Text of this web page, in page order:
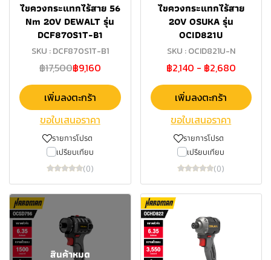
ไขควงกระแทกไร้สาย 56
Nm 20V DEWALT รุ่น
DCF870S1T-B1
SKU : DCF870S1T-B1
฿17,500฿9,160
เพิ่มลงตะกร้า
ขอใบเสนอราคา
รายการโปรด
เปรียบเทียบ
(0)
ไขควงกระแทกไร้สาย
20V OSUKA รุ่น
OCID821U
SKU : OCID821U-N
฿2,140 - ฿2,680
เพิ่มลงตะกร้า
ขอใบเสนอราคา
รายการโปรด
เปรียบเทียบ
(0)
สินค้าหมด